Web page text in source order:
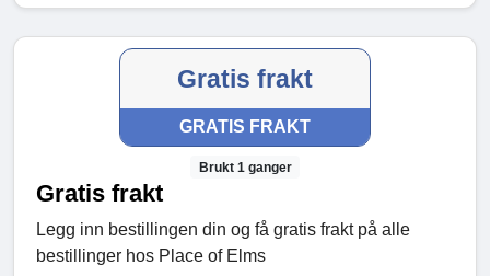
Gratis frakt
GRATIS FRAKT
Brukt 1 ganger
Gratis frakt
Legg inn bestillingen din og få gratis frakt på alle
bestillinger hos Place of Elms